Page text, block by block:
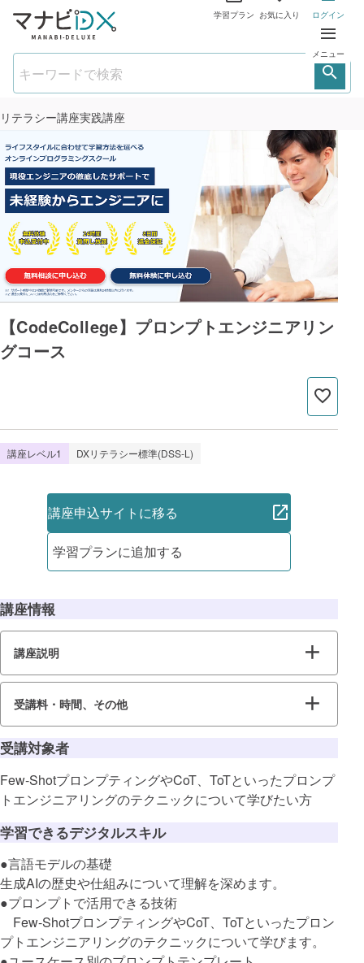
学習プラン お気に入り ログイン
メニュー
リテラシー講座実践講座
【CodeCollege】プロンプトエンジニアリン
グコース
講座レベル1 DXリテラシー標準(DSS-L)
講座申込サイトに移る
学習プランに追加する
講座情報
講座説明
受講料・時間、その他
受講対象者
Few-ShotプロンプティングやCoT、ToTといったプロンプ
トエンジニアリングのテクニックについて学びたい方
学習できるデジタルスキル
●言語モデルの基礎
生成AIの歴史や仕組みについて理解を深めます。
●プロンプトで活用できる技術
Few-ShotプロンプティングやCoT、ToTといったプロン
プトエンジニアリングのテクニックについて学びます。